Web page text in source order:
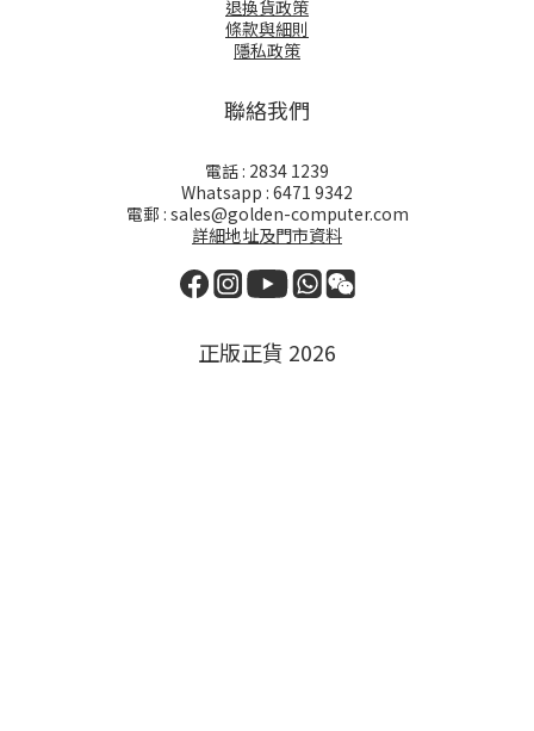
退換貨政策
條款與細則
隱私政策
聯絡我們
電話 : 2834 1239
Whatsapp : 6471 9342
電郵 : sales@golden-computer.com
詳細地址及門市資料
正版正貨 2026